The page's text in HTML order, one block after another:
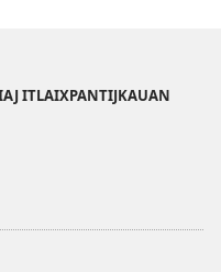
ITLAIXPANTIJKAUAN